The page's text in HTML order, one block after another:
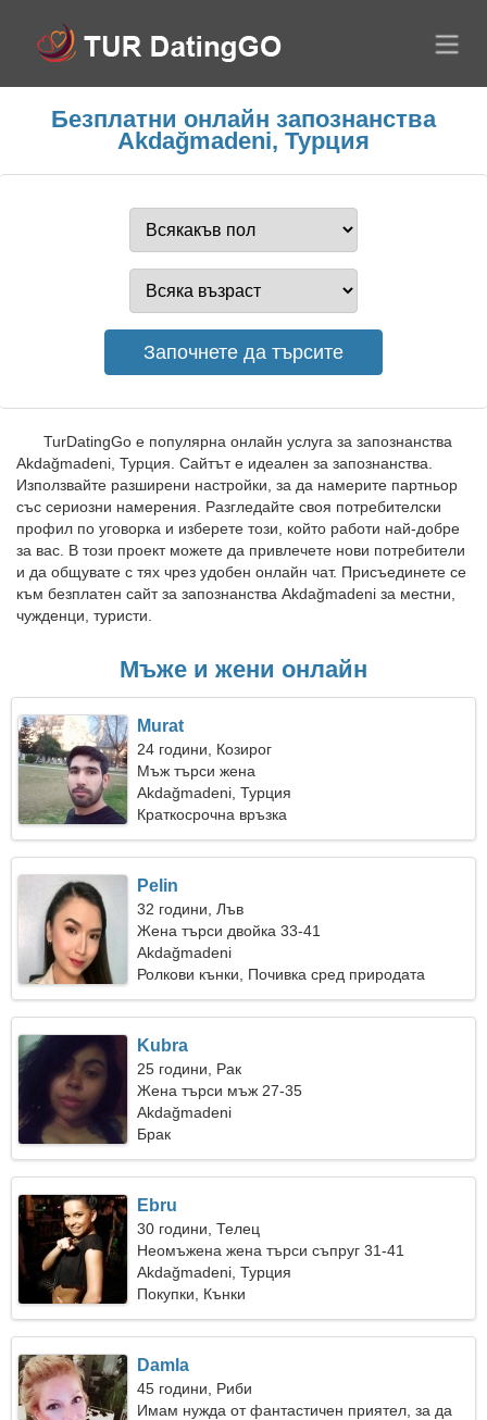
Безплатни онлайн запознанства
Akdağmadeni, Турция
TurDatingGo е популярна онлайн услуга за запознанства
Akdağmadeni, Турция. Сайтът е идеален за запознанства.
Използвайте разширени настройки, за да намерите партньор
със сериозни намерения. Разгледайте своя потребителски
профил по уговорка и изберете този, който работи най-добре
за вас. В този проект можете да привлечете нови потребители
и да общувате с тях чрез удобен онлайн чат. Присъединете се
към безплатен сайт за запознанства Akdağmadeni за местни,
чужденци, туристи.
Мъже и жени онлайн
Murat
24 години, Козирог
Мъж търси жена
Akdağmadeni, Турция
Краткосрочна връзка
Pelin
32 години, Лъв
Жена търси двойка 33-41
Akdağmadeni
Ролкови кънки, Почивка сред природата
Kubra
25 години, Рак
Жена търси мъж 27-35
Akdağmadeni
Брак
Ebru
30 години, Телец
Неомъжена жена търси съпруг 31-41
Akdağmadeni, Турция
Покупки, Кънки
Damla
45 години, Риби
Имам нужда от фантастичен приятел, за да